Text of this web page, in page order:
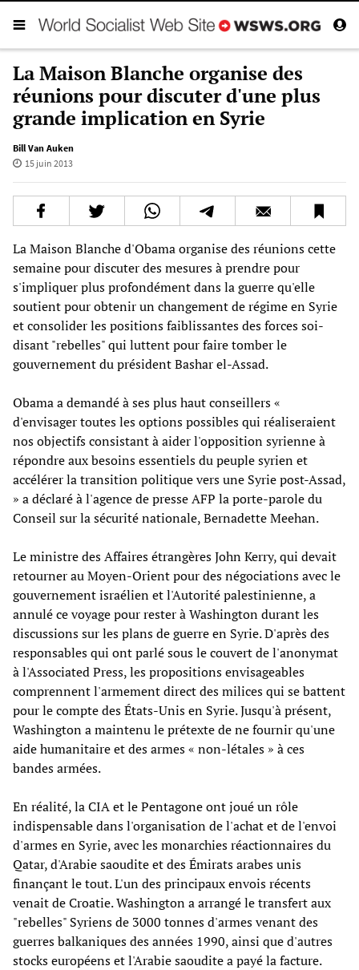
La Maison Blanche organise des
réunions pour discuter d'une plus
grande implication en Syrie
Bill Van Auken
15 juin 2013
La Maison Blanche d'Obama organise des réunions cette
semaine pour discuter des mesures à prendre pour
s'impliquer plus profondément dans la guerre qu'elle
soutient pour obtenir un changement de régime en Syrie
et consolider les positions faiblissantes des forces soi-
disant "rebelles" qui luttent pour faire tomber le
gouvernement du président Bashar el-Assad.
Obama a demandé à ses plus haut conseillers «
d'envisager toutes les options possibles qui réaliseraient
nos objectifs consistant à aider l'opposition syrienne à
répondre aux besoins essentiels du peuple syrien et
accélérer la transition politique vers une Syrie post-Assad,
» a déclaré à l'agence de presse AFP la porte-parole du
Conseil sur la sécurité nationale, Bernadette Meehan.
Le ministre des Affaires étrangères John Kerry, qui devait
retourner au Moyen-Orient pour des négociations avec le
gouvernement israélien et l'Autorité palestinienne, a
annulé ce voyage pour rester à Washington durant les
discussions sur les plans de guerre en Syrie. D'après des
responsables qui ont parlé sous le couvert de l'anonymat
à l'Associated Press, les propositions envisageables
comprennent l'armement direct des milices qui se battent
pour le compte des États-Unis en Syrie. Jusqu'à présent,
Washington a maintenu le prétexte de ne fournir qu'une
aide humanitaire et des armes « non-létales » à ces
bandes armées.
En réalité, la CIA et le Pentagone ont joué un rôle
indispensable dans l'organisation de l'achat et de l'envoi
d'armes en Syrie, avec les monarchies réactionnaires du
Qatar, d'Arabie saoudite et des Émirats arabes unis
finançant le tout. L'un des principaux envois récents
venait de Croatie. Washington a arrangé le transfert aux
"rebelles" Syriens de 3000 tonnes d'armes venant des
guerres balkaniques des années 1990, ainsi que d'autres
stocks européens et l'Arabie saoudite a payé la facture.